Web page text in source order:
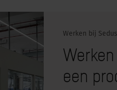
Werken bij Sedus
een